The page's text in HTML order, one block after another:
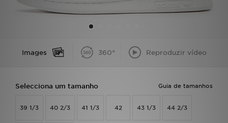
Images 360° Reproduzir vídeo
Guia de tamanhos
Selecciona um tamanho
39 1/3 40 2/3 41 1/3 42 43 1/3 44 2/3
MY JD
BLOG